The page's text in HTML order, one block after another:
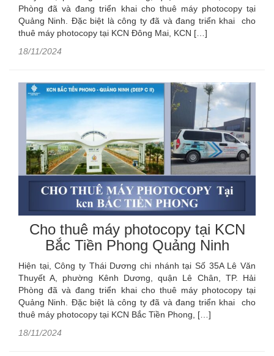
Phòng đã và đang triển khai cho thuê máy photocopy tại
Quảng Ninh. Đặc biệt là công ty đã và đang triển khai cho
thuê máy photocopy tại KCN Đông Mai, KCN […]
18/11/2024
Cho thuê máy photocopy tại KCN
Bắc Tiền Phong Quảng Ninh
Hiện tại, Công ty Thái Dương chi nhánh tại Số 35A Lê Văn
Thuyết A, phường Kênh Dương, quận Lê Chân, TP. Hải
Phòng đã và đang triển khai cho thuê máy photocopy tại
Quảng Ninh. Đặc biệt là công ty đã và đang triển khai cho
thuê máy photocopy tại KCN Bắc Tiền Phong, […]
18/11/2024